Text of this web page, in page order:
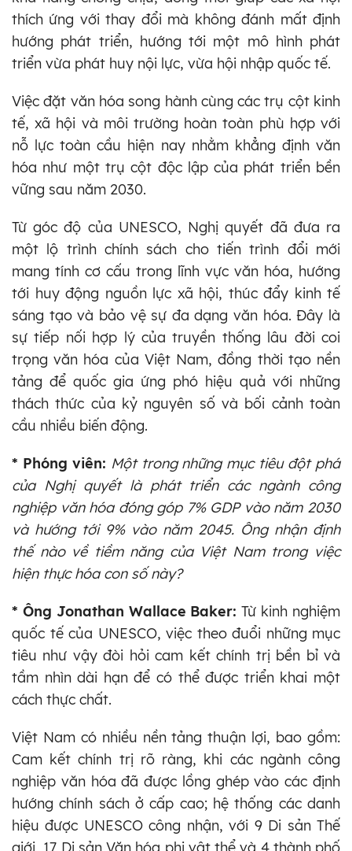
thích ứng với thay đổi mà không đánh mất định
hướng phát triển, hướng tới một mô hình phát
triển vừa phát huy nội lực, vừa hội nhập quốc tế.
Việc đặt văn hóa song hành cùng các trụ cột kinh
tế, xã hội và môi trường hoàn toàn phù hợp với
nỗ lực toàn cầu hiện nay nhằm khẳng định văn
hóa như một trụ cột độc lập của phát triển bền
vững sau năm 2030.
Từ góc độ của UNESCO, Nghị quyết đã đưa ra
một lộ trình chính sách cho tiến trình đổi mới
mang tính cơ cấu trong lĩnh vực văn hóa, hướng
tới huy động nguồn lực xã hội, thúc đẩy kinh tế
sáng tạo và bảo vệ sự đa dạng văn hóa. Đây là
sự tiếp nối hợp lý của truyền thống lâu đời coi
trọng văn hóa của Việt Nam, đồng thời tạo nền
tảng để quốc gia ứng phó hiệu quả với những
thách thức của kỷ nguyên số và bối cảnh toàn
cầu nhiều biến động.
* Phóng viên: Một trong những mục tiêu đột phá
của Nghị quyết là phát triển các ngành công
nghiệp văn hóa đóng góp 7% GDP vào năm 2030
và hướng tới 9% vào năm 2045. Ông nhận định
thế nào về tiềm năng của Việt Nam trong việc
hiện thực hóa con số này?
* Ông Jonathan Wallace Baker:Từ kinh nghiệm
quốc tế của UNESCO, việc theo đuổi những mục
tiêu như vậy đòi hỏi cam kết chính trị bền bỉ và
tầm nhìn dài hạn để có thể được triển khai một
cách thực chất.
Việt Nam có nhiều nền tảng thuận lợi, bao gồm:
Cam kết chính trị rõ ràng, khi các ngành công
nghiệp văn hóa đã được lồng ghép vào các định
hướng chính sách ở cấp cao; hệ thống các danh
hiệu được UNESCO công nhận, với 9 Di sản Thế